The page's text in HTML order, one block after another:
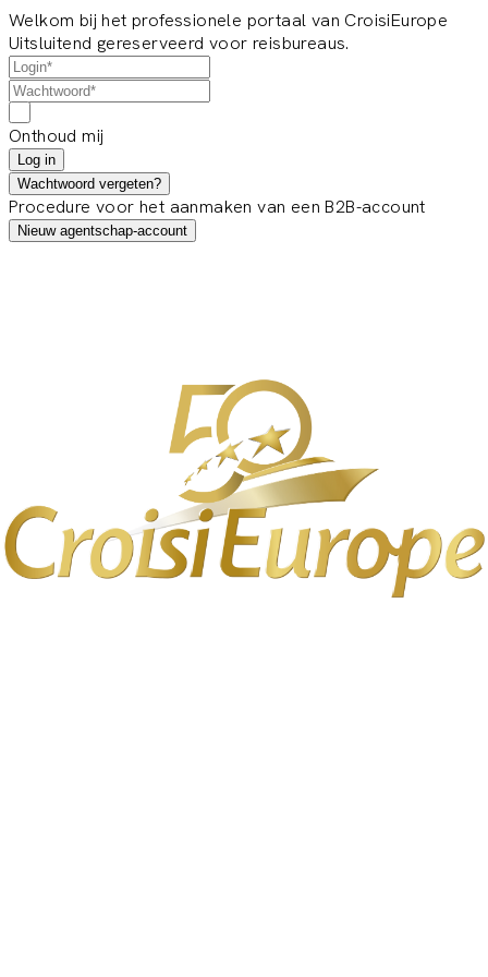
Welkom bij het professionele portaal van CroisiEurope
Uitsluitend gereserveerd voor reisbureaus.
Onthoud mij
Log in
Wachtwoord vergeten?
Procedure voor het aanmaken van een B2B-account
Nieuw agentschap-account